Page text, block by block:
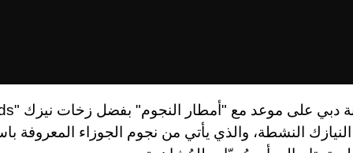
النيازك النشطة، والذي يأتي من نجوم الجوزاء المعروفة